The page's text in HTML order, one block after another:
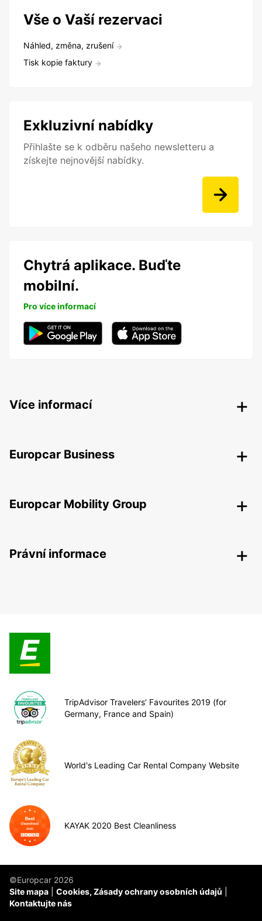
Vše o Vaší rezervaci
Náhled, změna, zrušení
Tisk kopie faktury
Exkluzivní nabídky
Přihlašte se k odběru našeho newsletteru a
získejte nejnovější nabídky.
Chytrá aplikace. Buďte
mobilní.
Pro více informací
Více informací
Europcar Business
Europcar Mobility Group
Právní informace
TripAdvisor Travelers’ Favourites 2019 (for
Germany, France and Spain)
World's Leading Car Rental Company Website
KAYAK 2020 Best Cleanliness
©Europcar 2026
Site mapa
Cookies, Zásady ochrany osobních údajů
Kontaktujte nás